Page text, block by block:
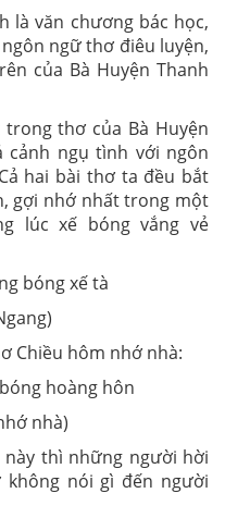
là văn chương bác học,
ngữ thơ điêu luyện,
của Bà Huyện Thanh
thơ của Bà Huyện
cảnh ngụ tình với ngôn
hai bài thơ ta đều bắt
gợi nhớ nhất trong một
lúc xế bóng vắng vẻ
bóng xế tà
Chiều hôm nhớ nhà:
hoàng hôn
nhà)
thì những người hời
nói gì đến người